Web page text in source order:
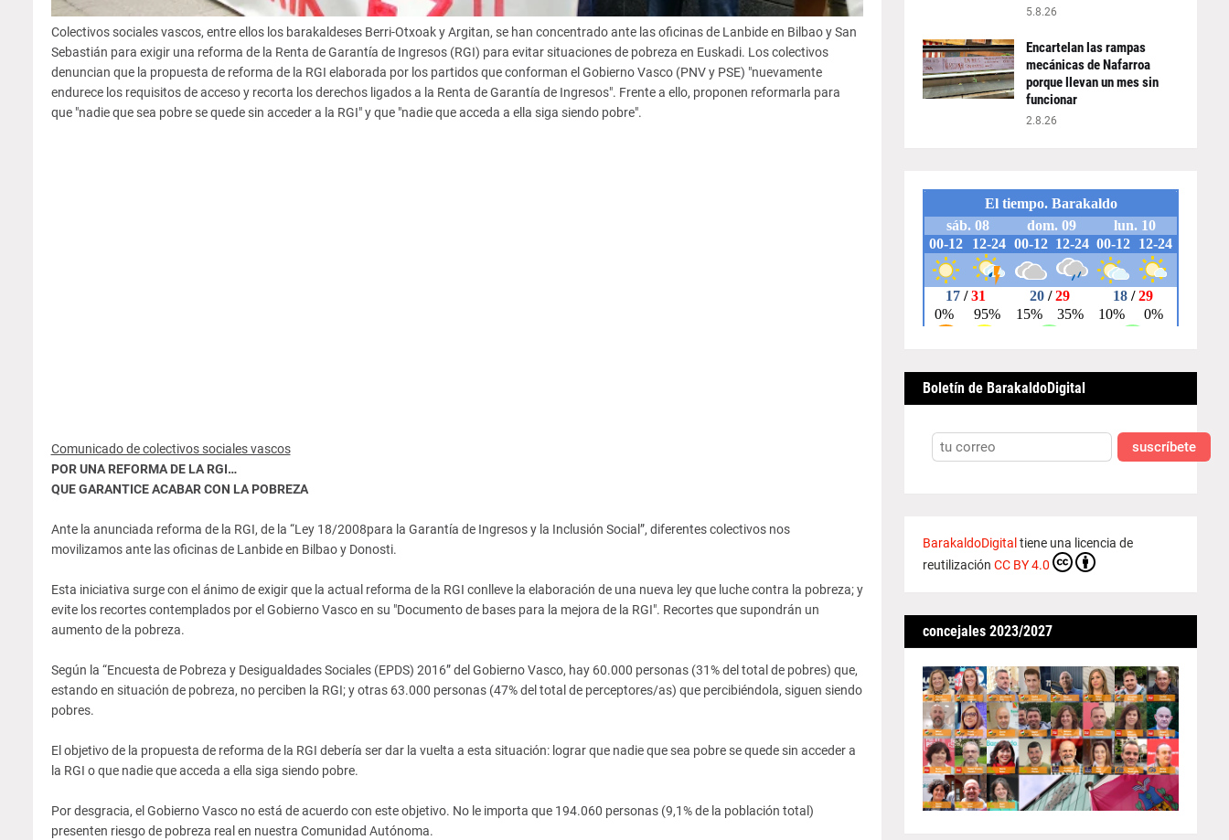
Colectivos sociales vascos, entre ellos los barakaldeses Berri-Otxoak y Argitan, se han concentrado ante las oficinas de Lanbide en Bilbao y San
Sebastián para exigir una reforma de la Renta de Garantía de Ingresos (RGI) para evitar situaciones de pobreza en Euskadi. Los colectivos
denuncian que la propuesta de reforma de la RGI elaborada por los partidos que conforman el Gobierno Vasco (PNV y PSE) "nuevamente
endurece los requisitos de acceso y recorta los derechos ligados a la Renta de Garantía de Ingresos". Frente a ello, proponen reformarla para
que "nadie que sea pobre se quede sin acceder a la RGI" y que "nadie que acceda a ella siga siendo pobre".
Comunicado de colectivos sociales vascos
POR UNA REFORMA DE LA RGI…
QUE GARANTICE ACABAR CON LA POBREZA
Ante la anunciada reforma de la RGI, de la “Ley 18/2008para la Garantía de Ingresos y la Inclusión Social”, diferentes colectivos nos
movilizamos ante las oficinas de Lanbide en Bilbao y Donosti.
Esta iniciativa surge con el ánimo de exigir que la actual reforma de la RGI conlleve la elaboración de una nueva ley que luche contra la pobreza; y
evite los recortes contemplados por el Gobierno Vasco en su "Documento de bases para la mejora de la RGI". Recortes que supondrán un
aumento de la pobreza.
Según la “Encuesta de Pobreza y Desigualdades Sociales (EPDS) 2016” del Gobierno Vasco, hay 60.000 personas (31% del total de pobres) que,
estando en situación de pobreza, no perciben la RGI; y otras 63.000 personas (47% del total de perceptores/as) que percibiéndola, siguen siendo
pobres.
El objetivo de la propuesta de reforma de la RGI debería ser dar la vuelta a esta situación: lograr que nadie que sea pobre se quede sin acceder a
la RGI o que nadie que acceda a ella siga siendo pobre.
Por desgracia, el Gobierno Vasco no está de acuerdo con este objetivo. No le importa que 194.060 personas (9,1% de la población total)
presenten riesgo de pobreza real en nuestra Comunidad Autónoma.
5.8.26
Encartelan las rampas
mecánicas de Nafarroa
porque llevan un mes sin
funcionar
2.8.26
Boletín de BarakaldoDigital
suscríbete
BarakaldoDigital tiene una licencia de
reutilización CC BY 4.0
concejales 2023/2027